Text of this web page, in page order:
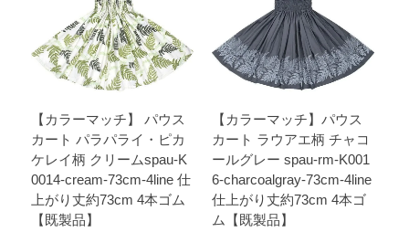
【カラーマッチ】 パウス
カート パラパライ・ピカ
ケレイ柄 クリームspau-K
0014-cream-73cm-4line 仕
上がり丈約73cm 4本ゴム
【既製品】
【カラーマッチ】パウス
カート ラウアエ柄 チャコ
ールグレー spau-rm-K001
6-charcoalgray-73cm-4line
仕上がり丈約73cm 4本ゴ
ム【既製品】